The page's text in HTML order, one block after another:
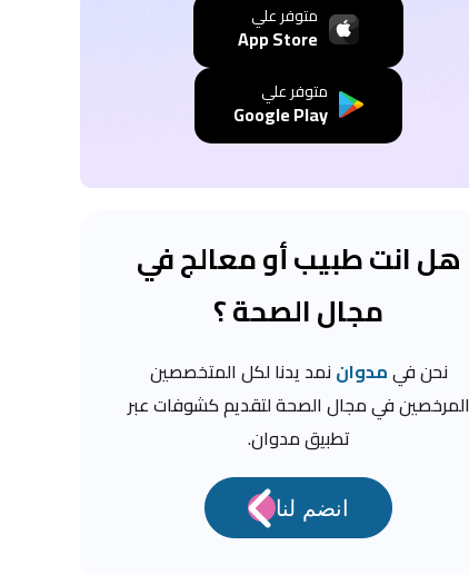
متوفر علي
App Store
متوفر علي
Google Play
هل انت طبيب أو معالج في
مجال الصحة ؟
نحن فيمدوان نمد يدنا لكل المتخصصين
المرخصين في مجال الصحة لتقديم كشوفات عبر
تطبيق مدوان.
انضم لنا